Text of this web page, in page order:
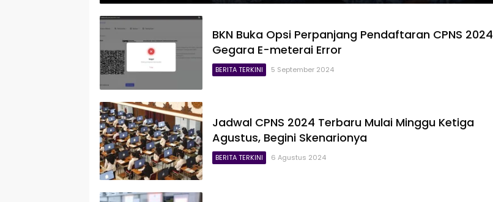
BKN Buka Opsi Perpanjang Pendaftaran CPNS 2024
Gegara E-meterai Error
BERITA TERKINI 5 September 2024
Jadwal CPNS 2024 Terbaru Mulai Minggu Ketiga
Agustus, Begini Skenarionya
BERITA TERKINI 6 Agustus 2024